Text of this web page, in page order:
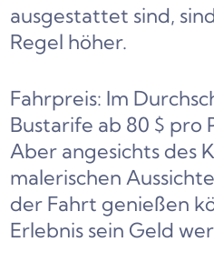
ausgestattet sind,
Regel höher.
Fahrpreis: Im
Bustarife ab 80 $ pro
Aber angesichts des
malerischen
der Fahrt genießen
Erlebnis sein Geld